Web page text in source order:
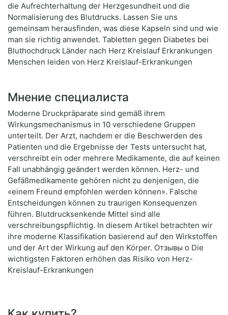
die Aufrechterhaltung der Herzgesundheit und die
Normalisierung des Blutdrucks. Lassen Sie uns
gemeinsam herausfinden, was diese Kapseln sind und wie
man sie richtig anwendet. Tabletten gegen Diabetes bei
Bluthochdruck Länder nach Herz Kreislauf Erkrankungen
Menschen leiden von Herz Kreislauf-Erkrankungen
Мнение специалиста
Moderne Druckpräparate sind gemäß ihrem
Wirkungsmechanismus in 10 verschiedene Gruppen
unterteilt. Der Arzt, nachdem er die Beschwerden des
Patienten und die Ergebnisse der Tests untersucht hat,
verschreibt ein oder mehrere Medikamente, die auf keinen
Fall unabhängig geändert werden können. Herz- und
Gefäßmedikamente gehören nicht zu denjenigen, die
«einem Freund empfohlen werden können». Falsche
Entscheidungen können zu traurigen Konsequenzen
führen. Blutdrucksenkende Mittel sind alle
verschreibungspflichtig. In diesem Artikel betrachten wir
ihre moderne Klassifikation basierend auf den Wirkstoffen
und der Art der Wirkung auf den Körper. Отзывы о Die
wichtigsten Faktoren erhöhen das Risiko von Herz-
Kreislauf-Erkrankungen